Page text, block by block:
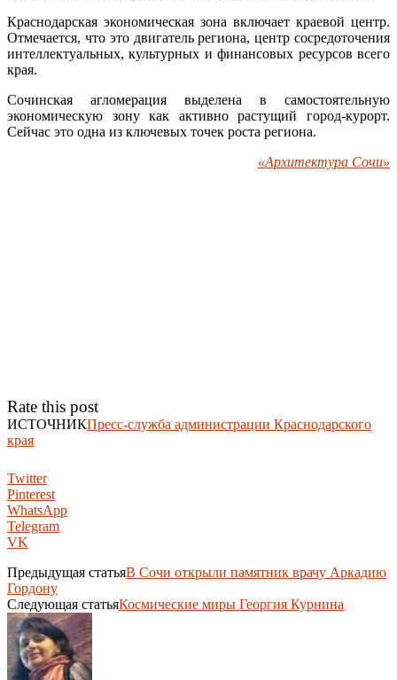
Краснодарская экономическая зона включает краевой центр.
Отмечается, что это двигатель региона, центр сосредоточения
интеллектуальных, культурных и финансовых ресурсов всего
края.
Сочинская агломерация выделена в самостоятельную
экономическую зону как активно растущий город-курорт.
Сейчас это одна из ключевых точек роста региона.
«Архитектура Сочи»
Rate this post
ИСТОЧНИКПресс-служба администрации Краснодарского
края
Twitter
Pinterest
WhatsApp
Telegram
VK
Предыдущая статьяВ Сочи открыли памятник врачу Аркадию
Гордону
Следующая статьяКосмические миры Георгия Курнина